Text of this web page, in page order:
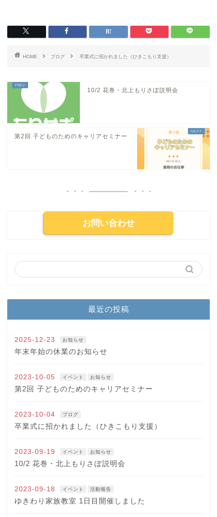
HOME ブログ 卒業式に招かれました（ひきこもり支援）
10/2 花巻・北上もりさぽ説明会
第2回 子どものためのキャリアセミナー
お問い合わせ
最近の投稿
2025-12-23 お知らせ
年末年始の休業のお知らせ
2023-10-05 イベント お知らせ
第2回 子どものためのキャリアセミナー
2023-10-04 ブログ
卒業式に招かれました（ひきこもり支援）
2023-09-19 イベント お知らせ
10/2 花巻・北上もりさぽ説明会
2023-09-18 イベント 活動報告
ゆきわり家族教室 1日目開催しました